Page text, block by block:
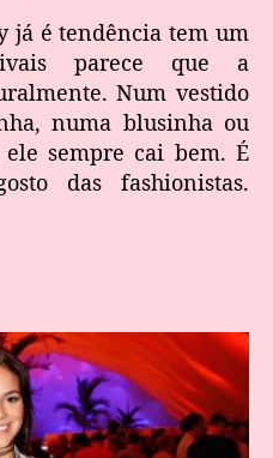
já é tendência tem um
parece que a
Num vestido
numa blusinha ou
sempre cai bem. É
das fashionistas.